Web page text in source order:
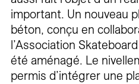
important. Un nouveau
béton, conçu en
l’Association
été aménagé. Le
permis d’intégrer une